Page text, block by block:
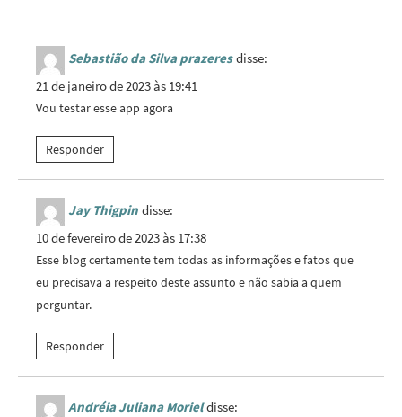
Sebastião da Silva prazeres disse:
21 de janeiro de 2023 às 19:41
Vou testar esse app agora
Responder
Jay Thigpin disse:
10 de fevereiro de 2023 às 17:38
Esse blog certamente tem todas as informações e fatos que
eu precisava a respeito deste assunto e não sabia a quem
perguntar.
Responder
Andréia Juliana Moriel disse: